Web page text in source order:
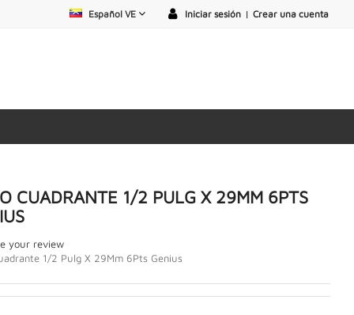
Iniciar sesión | Crear una cuenta
Español VE
CUADRANTE 1/2 PULG X 29MM 6PTS
your review
1/2 Pulg X 29Mm 6Pts Genius